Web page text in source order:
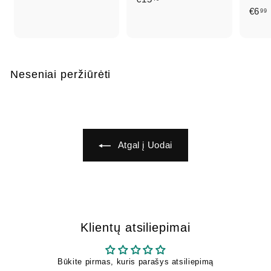
9
€6 99€
Neseniai peržiūrėti
Atgal į Uodai
Klientų atsiliepimai
Būkite pirmas, kuris parašys atsiliepimą